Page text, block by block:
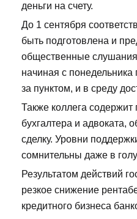
деньги на счету.
До 1 сентября
быть подготовлена и
общественные
начиная с понедельника
за пунктом, и в среду
Также коллега
бухгалтера и адвоката,
сделку. Уровни
сомнительны даже в
Результатом действий
резкое снижение
кредитного бизнеса